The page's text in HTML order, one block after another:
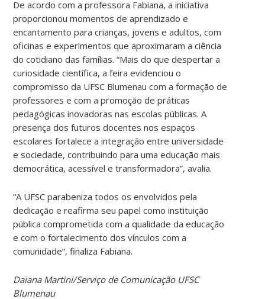
De acordo com a professora Fabiana, a iniciativa
proporcionou momentos de aprendizado e
encantamento para crianças, jovens e adultos, com
oficinas e experimentos que aproximaram a ciência
do cotidiano das famílias. “Mais do que despertar a
curiosidade científica, a feira evidenciou o
compromisso da UFSC Blumenau com a formação de
professores e com a promoção de práticas
pedagógicas inovadoras nas escolas públicas. A
presença dos futuros docentes nos espaços
escolares fortalece a integração entre universidade
e sociedade, contribuindo para uma educação mais
democrática, acessível e transformadora”, avalia.
“A UFSC parabeniza todos os envolvidos pela
dedicação e reafirma seu papel como instituição
pública comprometida com a qualidade da educação
e com o fortalecimento dos vínculos com a
comunidade”, finaliza Fabiana.
Daiana Martini/Serviço de Comunicação UFSC
Blumenau